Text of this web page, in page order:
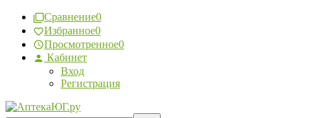
Сравнение0
Избранное0
Просмотренное0
Кабинет
Вход
Регистрация